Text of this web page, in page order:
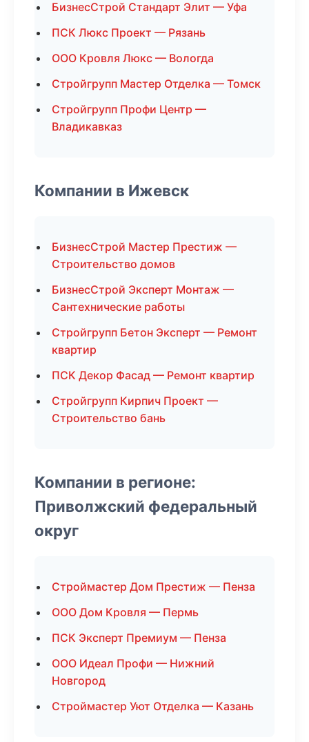
БизнесСтрой Стандарт Элит — Уфа
ПСК Люкс Проект — Рязань
ООО Кровля Люкс — Вологда
Стройгрупп Мастер Отделка — Томск
Стройгрупп Профи Центр —
Владикавказ
Компании в Ижевск
БизнесСтрой Мастер Престиж —
Строительство домов
БизнесСтрой Эксперт Монтаж —
Сантехнические работы
Стройгрупп Бетон Эксперт — Ремонт
квартир
ПСК Декор Фасад — Ремонт квартир
Стройгрупп Кирпич Проект —
Строительство бань
Компании в регионе:
Приволжский федеральный
округ
Строймастер Дом Престиж — Пенза
ООО Дом Кровля — Пермь
ПСК Эксперт Премиум — Пенза
ООО Идеал Профи — Нижний
Новгород
Строймастер Уют Отделка — Казань